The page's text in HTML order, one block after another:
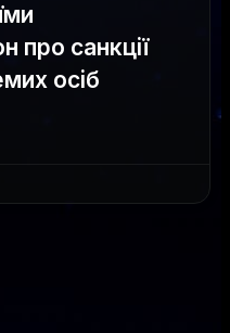
про санкції
осіб